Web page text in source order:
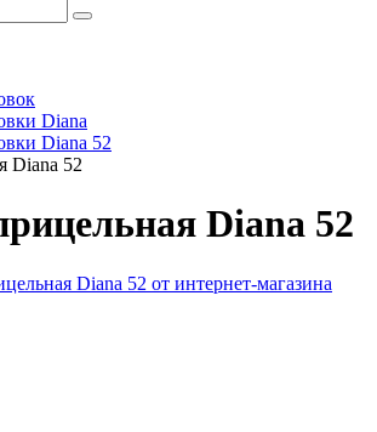
Diana
Diana 52
Diana 52
Diana 52